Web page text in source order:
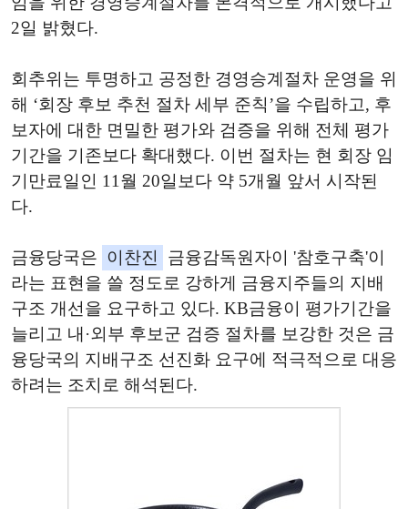
2일 밝혔다.
회추위는 투명하고 공정한 경영승계절차 운영을 위
해 ‘회장 후보 추천 절차 세부 준칙’을 수립하고, 후
보자에 대한 면밀한 평가와 검증을 위해 전체 평가
기간을 기존보다 확대했다. 이번 절차는 현 회장 임
기만료일인 11월 20일보다 약 5개월 앞서 시작된
다.
금융당국은 이찬진
금융감독원자이 '참호구축'이
라는 표현을 쓸 정도로 강하게 금융지주들의 지배
구조 개선을 요구하고 있다. KB금융이 평가기간을
늘리고 내·외부 후보군 검증 절차를 보강한 것은 금
융당국의 지배구조 선진화 요구에 적극적으로 대응
하려는 조치로 해석된다.